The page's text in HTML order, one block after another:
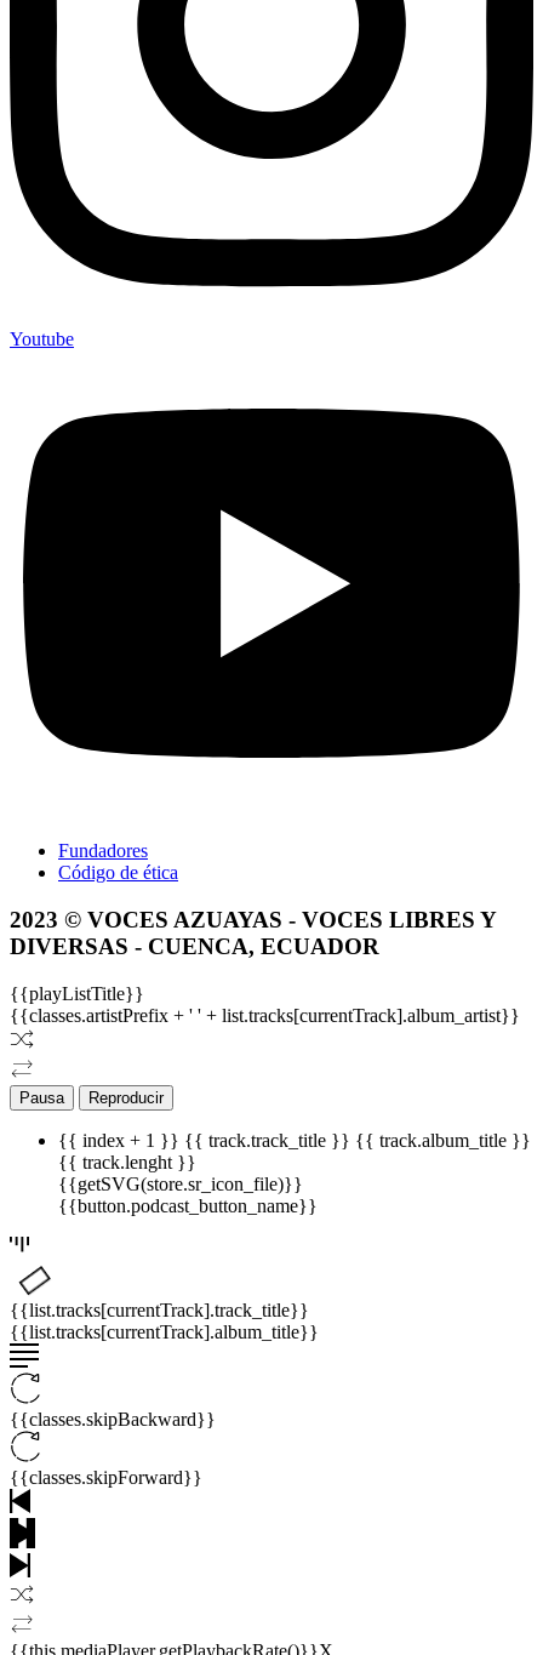
Youtube
Fundadores
Código de ética
2023 © VOCES AZUAYAS - VOCES LIBRES Y
DIVERSAS - CUENCA, ECUADOR
{{playListTitle}}
{{classes.artistPrefix + ' ' + list.tracks[currentTrack].album_artist}}
Pausa Reproducir
{{ index + 1 }} {{ track.track_title }} {{ track.album_title }}
{{ track.lenght }}
{{getSVG(store.sr_icon_file)}}
{{button.podcast_button_name}}
{{list.tracks[currentTrack].track_title}}
{{list.tracks[currentTrack].album_title}}
{{classes.skipBackward}}
{{classes.skipForward}}
{{this.mediaPlayer.getPlaybackRate()}}X